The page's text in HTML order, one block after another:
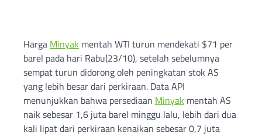
Harga Minyak mentah WTI turun mendekati $71 per
barel pada hari Rabu(23/10), setelah sebelumnya
sempat turun didorong oleh peningkatan stok AS
yang lebih besar dari perkiraan. Data API
menunjukkan bahwa persediaan Minyak mentah AS
naik sebesar 1,6 juta barel minggu lalu, lebih dari dua
kali lipat dari perkiraan kenaikan sebesar 0,7 juta